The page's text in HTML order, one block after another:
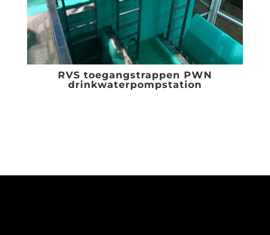
RVS toegangstrappen PWN
drinkwaterpompstation